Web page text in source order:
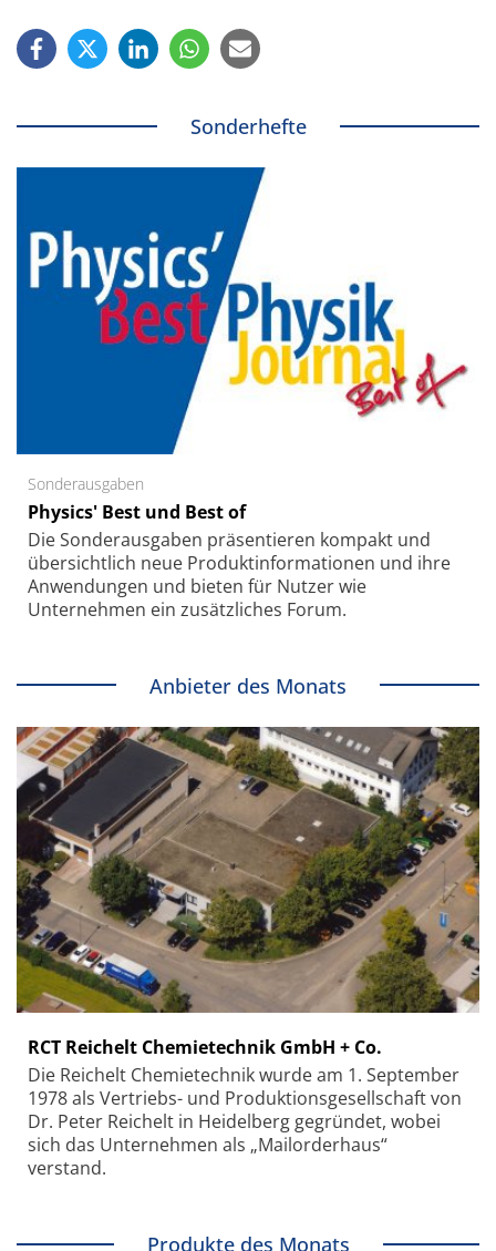
Sonderhefte
Sonderausgaben
Physics' Best und Best of
Die Sonder­ausgaben präsentieren kompakt und
übersichtlich neue Produkt­informationen und ihre
Anwendungen und bieten für Nutzer wie
Unternehmen ein zusätzliches Forum.
Anbieter des Monats
RCT Reichelt Chemietechnik GmbH + Co.
Die Reichelt Chemietechnik wurde am 1. September
1978 als Vertriebs- und Produktionsgesellschaft von
Dr. Peter Reichelt in Heidelberg gegründet, wobei
sich das Unternehmen als „Mailorderhaus“
verstand.
Produkte des Monats